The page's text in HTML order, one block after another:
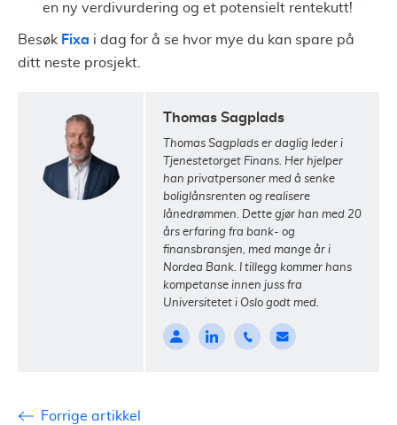
en ny verdivurdering og et potensielt rentekutt!
Besøk Fixa i dag for å se hvor mye du kan spare på
ditt neste prosjekt.
Thomas Sagplads
Thomas Sagplads er daglig leder i
Tjenestetorget Finans. Her hjelper
han privatpersoner med å senke
boliglånsrenten og realisere
lånedrømmen. Dette gjør han med 20
års erfaring fra bank- og
finansbransjen, med mange år i
Nordea Bank. I tillegg kommer hans
kompetanse innen juss fra
Universitetet i Oslo godt med.
Forrige artikkel